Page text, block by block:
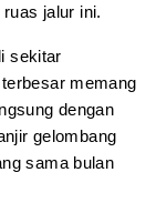
jalur ini.
sekitar
memang
dengan
gelombang
sama bulan